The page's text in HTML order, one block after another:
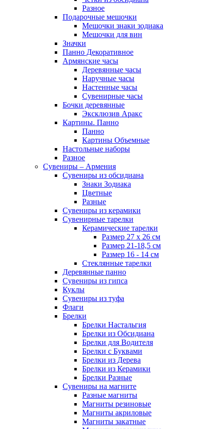
Разное
Подарочные мешочки
Мешочки знаки зодиака
Мешочки для вин
Значки
Панно Декоративное
Армянские часы
Деревянные часы
Наручные часы
Настенные часы
Сувенирные часы
Бочки деревянные
Эксклюзив Аракс
Картины. Панно
Панно
Картины Объемные
Настольные наборы
Разное
Сувениры – Армения
Сувениры из обсидиана
Знаки Зодиака
Цветные
Разные
Сувениры из керамики
Сувенирные тарелки
Керамические тарелки
Размер 27 х 26 см
Размер 21-18,5 см
Размер 16 - 14 см
Стеклянные тарелки
Деревянные панно
Сувениры из гипса
Куклы
Сувениры из туфа
Флаги
Брелки
Брелки Настальгия
Брелки из Обсидиана
Брелки для Водителя
Брелки с Буквами
Брелки из Дерева
Брелки из Керамики
Брелки Разные
Сувениры на магните
Разные магниты
Магниты резиновые
Магниты акриловые
Магниты закатные